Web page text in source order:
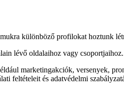
különböző profilokat hoztunk
lévő oldalaihoz vagy csoportjaihoz.
marketingakciók, versenyek,
feltételeit és adatvédelmi